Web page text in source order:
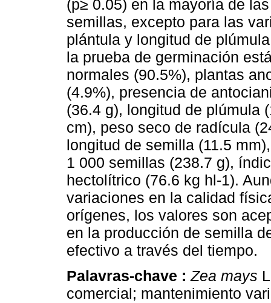
(p≥ 0.05) en la mayoría de
semillas, excepto para las
plántula y longitud de
la prueba de germinación
normales (90.5%), plantas
(4.9%), presencia de
(36.4 g), longitud de plúmula
cm), peso seco de radícula
longitud de semilla (11.5
1 000 semillas (238.7 g),
hectolítrico (76.6 kg hl-1).
variaciones en la calidad
orígenes, los valores son
en la producción de semilla
efectivo a través del tiempo.
Palavras-chave :Zea mays
comercial; mantenimiento